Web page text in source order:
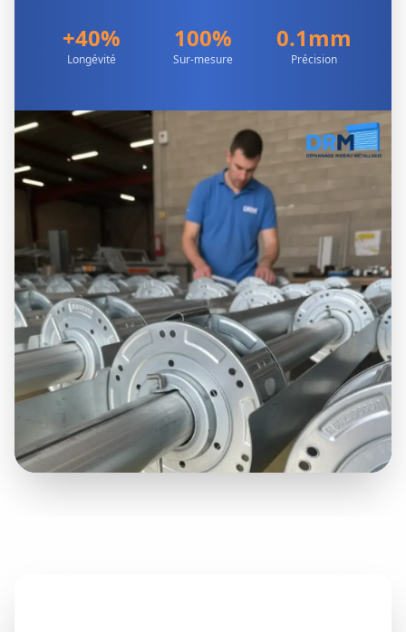
+40%
Longévité
100%
Sur-mesure
0.1mm
Précision